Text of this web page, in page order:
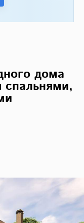
дома
спальнями,